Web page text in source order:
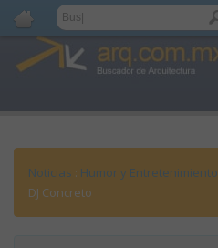
Noticias : Humor y Entretenimiento
DJ Concreto